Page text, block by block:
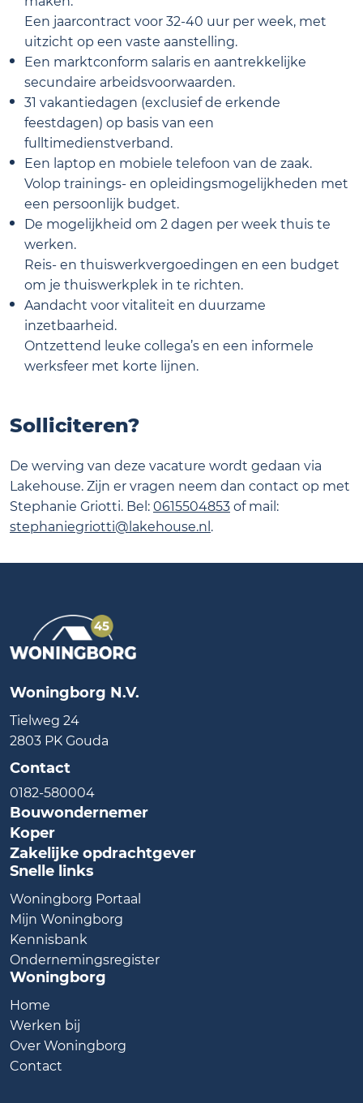
Een jaarcontract voor 32-40 uur per week, met
uitzicht op een vaste aanstelling.
Een marktconform salaris en aantrekkelijke
secundaire arbeidsvoorwaarden.
31 vakantiedagen (exclusief de erkende
feestdagen) op basis van een
fulltimedienstverband.
Een laptop en mobiele telefoon van de zaak.
Volop trainings- en opleidingsmogelijkheden met
een persoonlijk budget.
De mogelijkheid om 2 dagen per week thuis te
werken.
Reis- en thuiswerkvergoedingen en een budget
om je thuiswerkplek in te richten.
Aandacht voor vitaliteit en duurzame
inzetbaarheid.
Ontzettend leuke collega’s en een informele
werksfeer met korte lijnen.
Solliciteren?
De werving van deze vacature wordt gedaan via
Lakehouse. Zijn er vragen neem dan contact op met
Stephanie Griotti. Bel: 0615504853 of mail:
stephaniegriotti@lakehouse.nl .
Woningborg N.V.
Tielweg 24
2803 PK Gouda
Contact
0182-580004
Bouwondernemer
Koper
Zakelijke opdrachtgever
Snelle links
Woningborg Portaal
Mijn Woningborg
Kennisbank
Ondernemingsregister
Woningborg
Home
Werken bij
Over Woningborg
Contact